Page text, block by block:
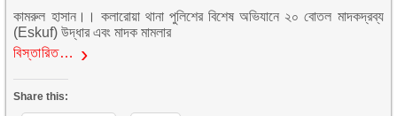
কামরুল হাসান।। কলারোয়া থানা পুলিশের বিশেষ অভিযানে ২০ বোতল মাদকদ্রব্য
(Eskuf) উদ্ধার এবং মাদক মামলার
বিস্তারিত…
Share this: